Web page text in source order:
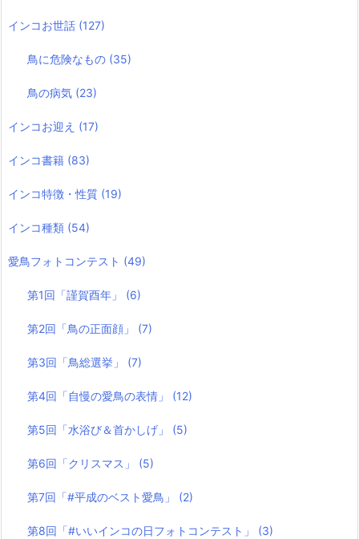
インコお世話 (127)
鳥に危険なもの (35)
鳥の病気 (23)
インコお迎え (17)
インコ書籍 (83)
インコ特徴・性質 (19)
インコ種類 (54)
愛鳥フォトコンテスト (49)
第1回「謹賀酉年」 (6)
第2回「鳥の正面顔」 (7)
第3回「鳥総選挙」 (7)
第4回「自慢の愛鳥の表情」 (12)
第5回「水浴び＆首かしげ」 (5)
第6回「クリスマス」 (5)
第7回「#平成のベスト愛鳥」 (2)
第8回「#いいインコの日フォトコンテスト」 (3)